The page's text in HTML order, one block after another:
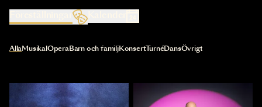
Kalender
Val av kategori uppdaterar innehållet automatiskt
AllaMusikal OperaBarn och familjKonsertTurnéDansÖvrigt